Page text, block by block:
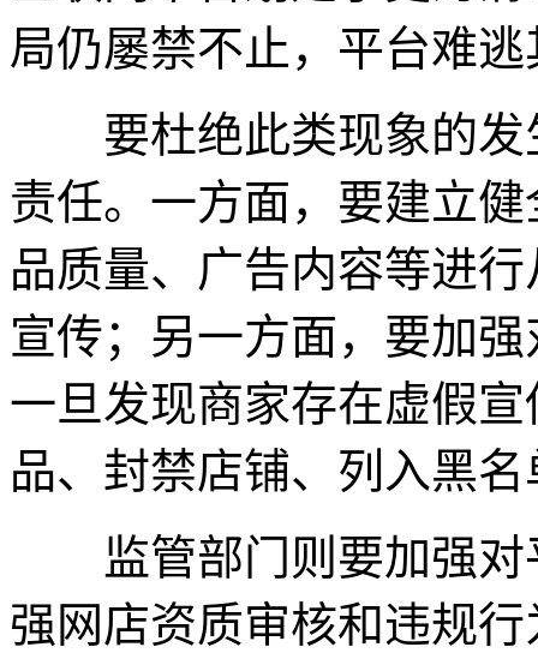
局仍屡禁不止，平台难逃
要杜绝此类现象的发
责任。一方面，要建立
品质量、广告内容等进
宣传；另一方面，要加
一旦发现商家存在虚假
品、封禁店铺、列入黑
监管部门则要加强对
强网店资质审核和违规